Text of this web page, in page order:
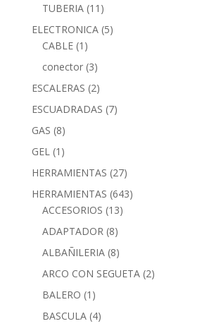
TUBERIA (11)
ELECTRONICA (5)
CABLE (1)
conector (3)
ESCALERAS (2)
ESCUADRADAS (7)
GAS (8)
GEL (1)
HERRAMIENTAS (27)
HERRAMIENTAS (643)
ACCESORIOS (13)
ADAPTADOR (8)
ALBAÑILERIA (8)
ARCO CON SEGUETA (2)
BALERO (1)
BASCULA (4)